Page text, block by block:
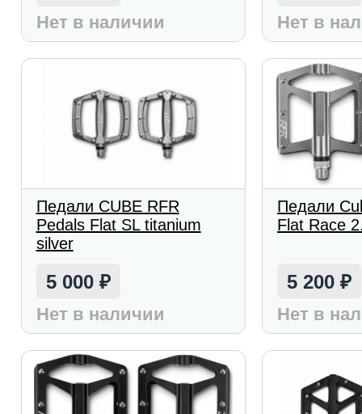
Нет в наличии Нет в
Педали CUBE RFR
Pedals Flat SL titanium
silver
5 000 ₽
Нет в наличии
Педали
Flat Race
5 200₽
Нет в